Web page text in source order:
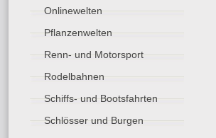
Onlinewelten
Pflanzenwelten
Renn- und Motorsport
Rodelbahnen
Schiffs- und Bootsfahrten
Schlösser und Burgen